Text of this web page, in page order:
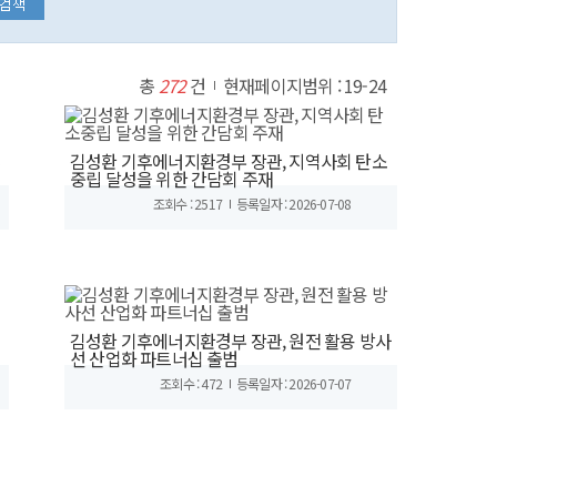
총272건 현재페이지범위 : 19-24
김성환 기후에너지환경부 장관, 지역사회 탄소
중립 달성을 위한 간담회 주재
조회수 : 2517 등록일자 : 2026-07-08
김성환 기후에너지환경부 장관, 원전 활용 방사
선 산업화 파트너십 출범
조회수 : 472 등록일자 : 2026-07-07